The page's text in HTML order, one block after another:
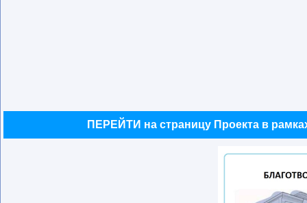
ПЕРЕЙТИ на страницу Проекта в